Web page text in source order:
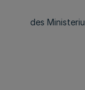
des